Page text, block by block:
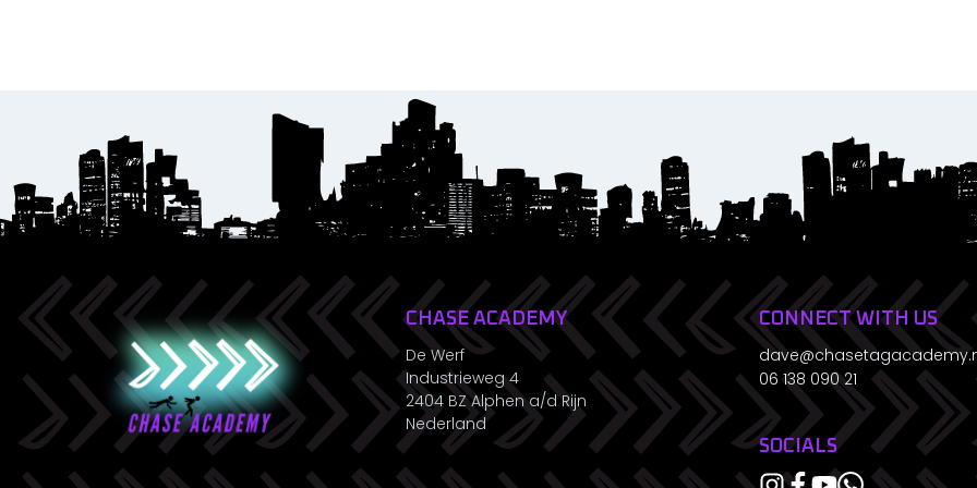
CHASE ACADEMY
De Werf
Industrieweg 4
2404 BZ Alphen a/d Rijn
Nederland
CONNECT WITH US
06 138 090 21
SOCIALS